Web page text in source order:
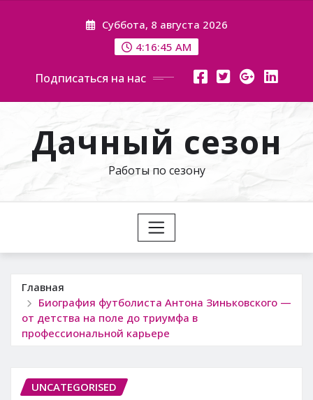
Суббота, 8 августа 2026
4:16:46 AM
Подписаться на нас
Дачный сезон
Работы по сезону
Главная
Биография футболиста Антона Зиньковского —
от детства на поле до триумфа в
профессиональной карьере
UNCATEGORISED